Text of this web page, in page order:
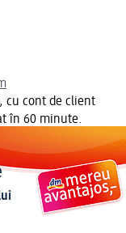
cu cont de client
în 60 minute.